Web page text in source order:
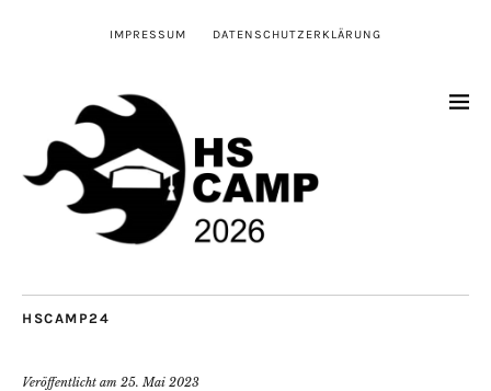
IMPRESSUM DATENSCHUTZERKLÄRUNG
HSCAMP24
Veröffentlicht am 25. Mai 2023